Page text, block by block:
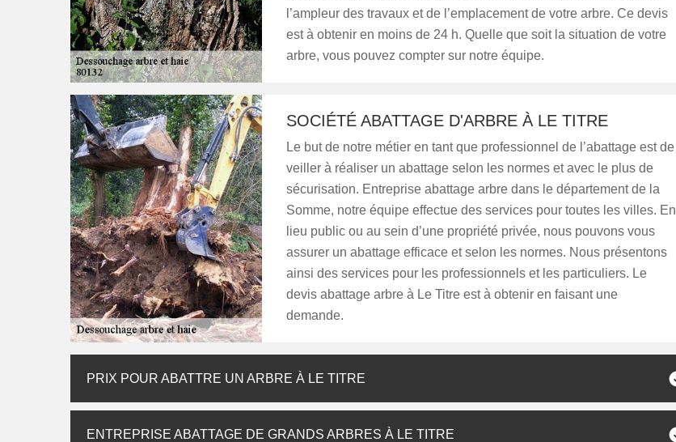
l’ampleur des travaux et de l’emplacement de votre arbre. Ce devis
est à obtenir en moins de 24 h. Quelle que soit la situation de votre
arbre, vous pouvez compter sur notre équipe.
SOCIÉTÉ ABATTAGE D'ARBRE À LE TITRE
Le but de notre métier en tant que professionnel de l’abattage est de
veiller à réaliser un abattage selon les normes et avec le plus de
sécurisation. Entreprise abattage arbre dans le département de la
Somme, notre équipe effectue des services pour toutes les villes. En
lieu public ou au sein d’une propriété privée, nous pouvons vous
assurer un abattage efficace et selon les normes. Nous présentons
ainsi des services pour les professionnels et les particuliers. Le
devis abattage arbre à Le Titre est à obtenir en faisant une
demande.
PRIX POUR ABATTRE UN ARBRE À LE TITRE
ENTREPRISE ABATTAGE DE GRANDS ARBRES À LE TITRE